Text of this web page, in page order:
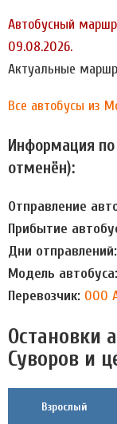
Автобусный
09.08.2026.
Актуальные
Все автобусы из
Информация
отменён):
Отправление
Прибытие
Дни отправлений:
Модель автобуса:
Перевозчик: ООО
Остановки
Суворов и
Взрослый